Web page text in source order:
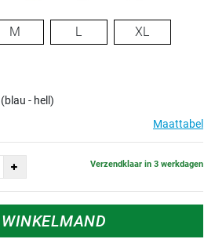
M L XL
- hell)
Maattabel
Verzendklaar in 3 werkdagen